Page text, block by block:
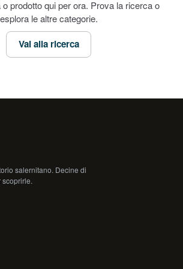
prodotto qui per ora. Prova la ricerca o
esplora le altre categorie.
Vai alla ricerca
salernitano. Decine di